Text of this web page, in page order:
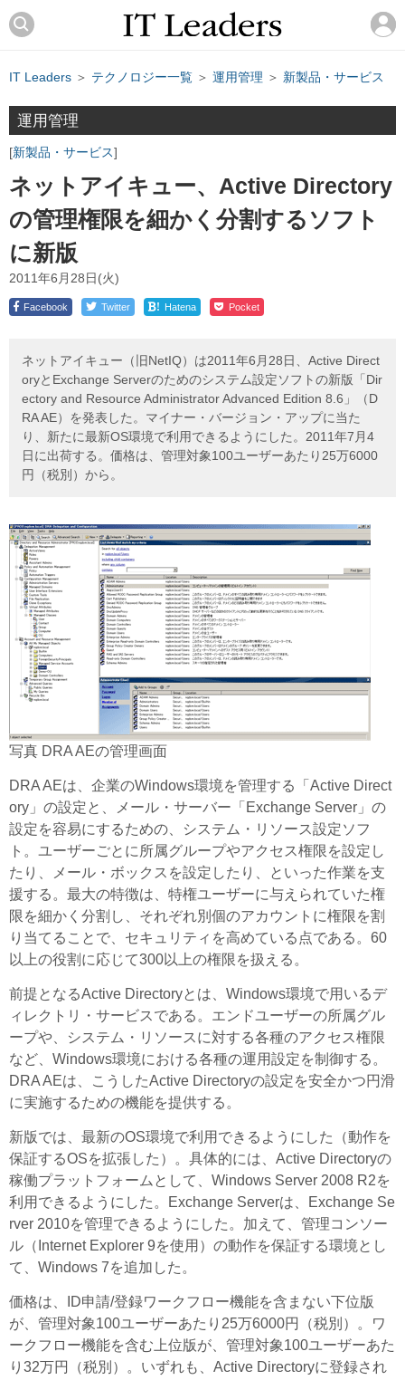
IT Leaders ＞ テクノロジー一覧 ＞ 運用管理 ＞ 新製品・サービス
運用管理
新製品・サービス
ネットアイキュー、Active Directory
の管理権限を細かく分割するソフト
に新版
2011年6月28日(火)
Facebook Twitter ! Hatena Pocket
ネットアイキュー（旧NetIQ）は2011年6月28日、Active Direct
oryとExchange Serverのためのシステム設定ソフトの新版「Dir
ectory and Resource Administrator Advanced Edition 8.6」（D
RA AE）を発表した。マイナー・バージョン・アップに当た
り、新たに最新OS環境で利用できるようにした。2011年7月4
日に出荷する。価格は、管理対象100ユーザーあたり25万6000
円（税別）から。
写真 DRA AEの管理画面
DRA AEは、企業のWindows環境を管理する「Active Direct
ory」の設定と、メール・サーバー「Exchange Server」の
設定を容易にするための、システム・リソース設定ソフ
ト。ユーザーごとに所属グループやアクセス権限を設定し
たり、メール・ボックスを設定したり、といった作業を支
援する。最大の特徴は、特権ユーザーに与えられていた権
限を細かく分割し、それぞれ別個のアカウントに権限を割
り当てることで、セキュリティを高めている点である。60
以上の役割に応じて300以上の権限を扱える。
前提となるActive Directoryとは、Windows環境で用いるデ
ィレクトリ・サービスである。エンドユーザーの所属グル
ープや、システム・リソースに対する各種のアクセス権限
など、Windows環境における各種の運用設定を制御する。
DRA AEは、こうしたActive Directoryの設定を安全かつ円滑
に実施するための機能を提供する。
新版では、最新のOS環境で利用できるようにした（動作を
保証するOSを拡張した）。具体的には、Active Directoryの
稼働プラットフォームとして、Windows Server 2008 R2を
利用できるようにした。Exchange Serverは、Exchange Se
rver 2010を管理できるようにした。加えて、管理コンソー
ル（Internet Explorer 9を使用）の動作を保証する環境とし
て、Windows 7を追加した。
価格は、ID申請/登録ワークフロー機能を含まない下位版
が、管理対象100ユーザーあたり25万6000円（税別）。ワ
ークフロー機能を含む上位版が、管理対象100ユーザーあた
り32万円（税別）。いずれも、Active Directoryに登録され